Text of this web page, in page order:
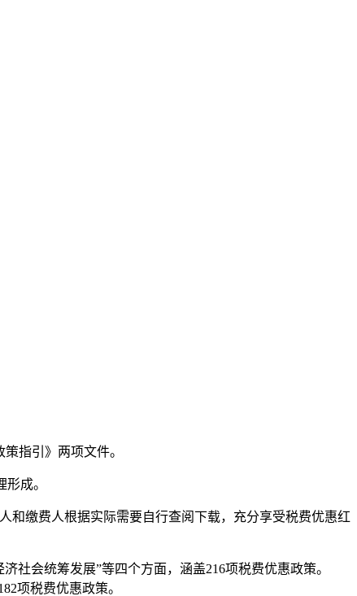
指引》两项文件。
成。
和缴费人根据实际需要自行查阅下载，充分享受税费优惠红
会统筹发展”等四个方面，涵盖216项税费优惠政策。
项税费优惠政策。